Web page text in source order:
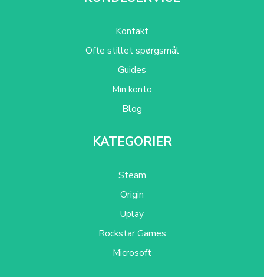
Kontakt
Ofte stillet spørgsmål
Guides
Min konto
Blog
KATEGORIER
Steam
Origin
Uplay
Rockstar Games
Microsoft